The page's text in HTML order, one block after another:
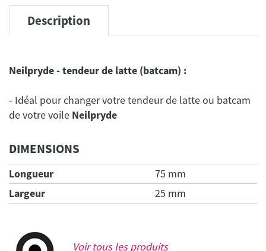
Description
Neilpryde - tendeur de latte (batcam) :
- Idéal pour changer votre tendeur de latte ou batcam
de votre voile Neilpryde
DIMENSIONS
Longueur
75 mm
Largeur
25 mm
Voir tous les produits